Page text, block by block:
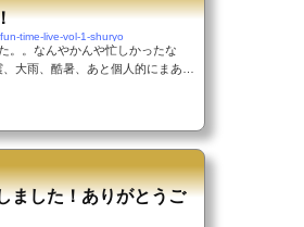
time-live-vol-1-shuryo
。。なんやかんや忙しかったな
大雨、酷暑、あと個人的にまあま
争の無い平和な世界を願うばかり
ました！ありがとうご